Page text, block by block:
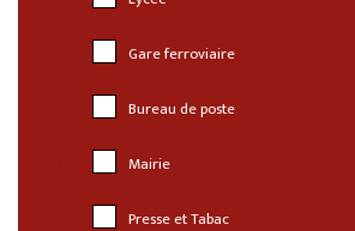
Gare ferroviaire
Bureau de poste
Mairie
Presse et Tabac